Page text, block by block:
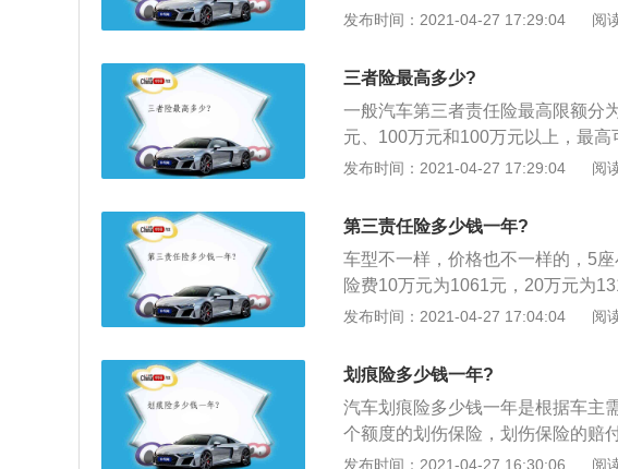
4S店帮车主购买的所谓全险，交强
5.4元；3、这个主要是针对新车或
险也是不错的选择。
发布时间：2021-04-27 17:29:04 阅
三者险最高多少?
一般汽车第三者责任险最高限额分
元、100万元和100万元以上，最
为第三者责任险，是指被保险人或
的经济责任；2、保险公司负责赔
因此发生仲裁或诉讼费用的，保险
限额的30%；3、绝大多数的地方
这个保险，机动车便上不了牌也不
发布时间：2021-04-27 17:29:04 阅
第三责任险多少钱一年?
车型不一样，价格也不一样的，5
险费10万元为1061元，20万元为
2、由此可见，10万元增加额5倍，
稳定、弥补第三者的损失、减轻被
发布时间：2021-04-27 17:04:04 阅
划痕险多少钱一年?
汽车划痕险多少钱一年是根据车主
个额度的划伤保险，划伤保险的赔
偿，累计2000元以上，保险合同自
发布时间：2021-04-27 16:30:06 阅